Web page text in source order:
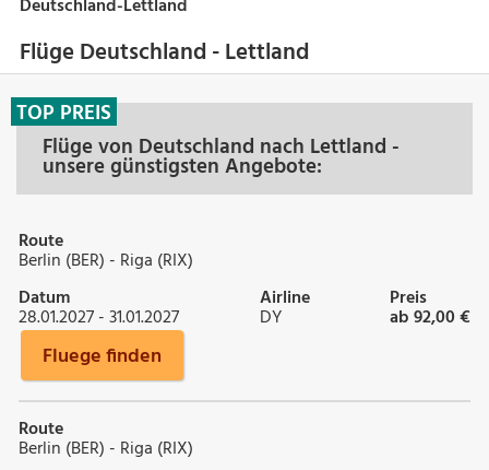
Flüge Deutschland - Lettland
Flüge von Deutschland nach Lettland -
unsere günstigsten Angebote:
TOP PREIS
Route
Berlin (BER) - Riga (RIX)
Datum
28.01.2027 - 31.01.2027
Airline
DY
Preis
ab 92,00 €
Fluege finden
Route
Berlin (BER) - Riga (RIX)